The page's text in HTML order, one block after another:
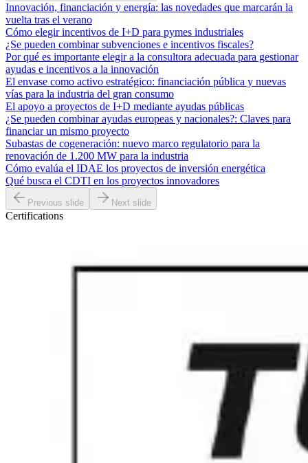
Innovación, financiación y energía: las novedades que marcarán la
vuelta tras el verano
Cómo elegir incentivos de I+D para pymes industriales
¿Se pueden combinar subvenciones e incentivos fiscales?
Por qué es importante elegir a la consultora adecuada para gestionar
ayudas e incentivos a la innovación
El envase como activo estratégico: financiación pública y nuevas
vías para la industria del gran consumo
El apoyo a proyectos de I+D mediante ayudas públicas
¿Se pueden combinar ayudas europeas y nacionales?: Claves para
financiar un mismo proyecto
Subastas de cogeneración: nuevo marco regulatorio para la
renovación de 1.200 MW para la industria
Cómo evalúa el IDAE los proyectos de inversión energética
Qué busca el CDTI en los proyectos innovadores
Previous slide Next slide
Certifications